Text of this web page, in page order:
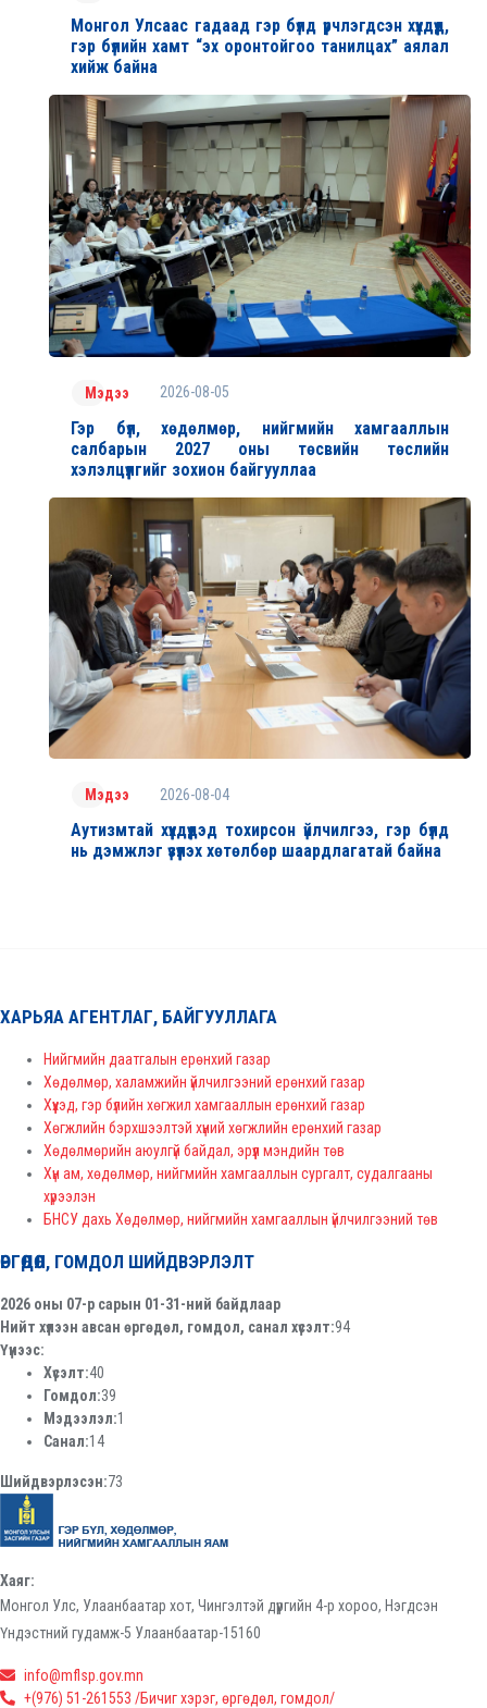
Монгол Улсаас гадаад гэр бүлд үрчлэгдсэн хүүхдүүд,
гэр бүлийн хамт “эх оронтойгоо танилцах” аялал
хийж байна
Мэдээ 2026-08-05
Гэр бүл, хөдөлмөр, нийгмийн хамгааллын
салбарын 2027 оны төсвийн төслийн
хэлэлцүүлгийг зохион байгууллаа
Мэдээ 2026-08-04
Аутизмтай хүүхдүүдэд тохирсон үйлчилгээ, гэр бүлд
нь дэмжлэг үзүүлэх хөтөлбөр шаардлагатай байна
ХАРЬЯА АГЕНТЛАГ, БАЙГУУЛЛАГА
Нийгмийн даатгалын ерөнхий газар
Хөдөлмөр, халамжийн үйлчилгээний ерөнхий газар
Хүүхэд, гэр бүлийн хөгжил хамгааллын ерөнхий газар
Хөгжлийн бэрхшээлтэй хүний хөгжлийн ерөнхий газар
Хөдөлмөрийн аюулгүй байдал, эрүүл мэндийн төв
Хүн ам, хөдөлмөр, нийгмийн хамгааллын сургалт, судалгааны
хүрээлэн
БНСУ дахь Хөдөлмөр, нийгмийн хамгааллын үйлчилгээний төв
ӨРГӨДӨЛ, ГОМДОЛ ШИЙДВЭРЛЭЛТ
2026 оны 07-р сарын 01-31-ний байдлаар
Нийт хүлээн авсан өргөдөл, гомдол, санал хүсэлт:94
Үүнээс:
Хүсэлт:40
Гомдол:39
Мэдээлэл:1
Санал:14
Шийдвэрлэсэн:73
Хаяг:
Монгол Улс, Улаанбаатар хот, Чингэлтэй дүүргийн 4-р хороо, Нэгдсэн
Үндэстний гудамж-5 Улаанбаатар-15160
info@mflsp.gov.mn
+(976) 51-261553 /Бичиг хэрэг, өргөдөл, гомдол/